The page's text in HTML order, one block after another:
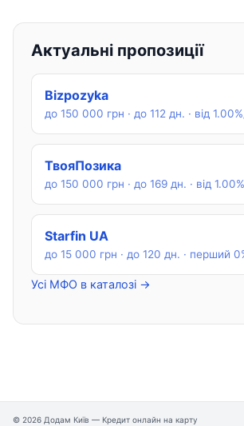
Актуальні пропозиції
Bizpozyka
до 150 000 грн · до 112 дн. · від
ТвояПозика
до 150 000 грн · до 169 дн. · від
Starfin UA
до 15 000 грн · до 120 дн. · перший
Усі МФО в каталозі →
© 2026 Додам Київ — Кредит онлайн на карту